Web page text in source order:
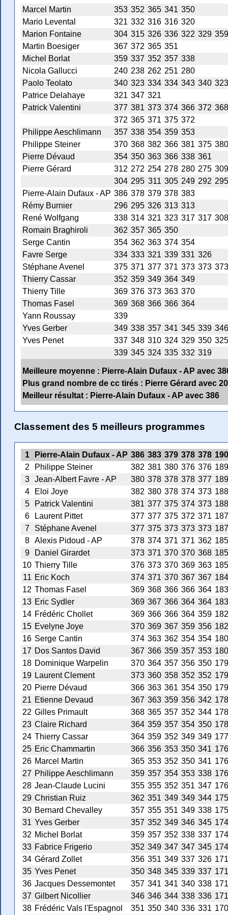
Marcel Martin
353 352 365 341 350
Mario Levental
321 332 316 316 320
Marion Fontaine
304 315 326 336 322 329 359
Martin Boesiger
367 372 365 351
Michel Borlat
359 337 352 357 338
Nicola Gallucci
240 238 262 251 280
Paolo Teolato
340 323 334 334 343 340 323
Patrice Delahaye
321 347 321
Patrick Valentini
377 381 373 374 366 372 368
372 365 371 375 372
Philippe Aeschlimann
357 338 354 359 353
Philippe Steiner
370 368 382 366 381 375 380
Pierre Dévaud
354 350 363 366 338 361
Pierre Gérard
312 272 254 278 280 275 309
304 295 311 305 249 292 295
Pierre-Alain Dufaux - AP 386 378 379 378 383
Rémy Burnier
296 295 326 313 313
René Wolfgang
338 314 321 323 317 317 308
Romain Braghiroli
362 357 365 350
Serge Cantin
354 362 363 374 354
Favre Serge
334 333 321 339 331 326
Stéphane Avenel
375 371 377 371 373 373 373
Thierry Cassar
352 359 349 364 349
Thierry Tille
369 376 373 363 370
Thomas Fasel
369 368 366 366 364
Yann Roussay
339
Yves Gerber
349 338 357 341 345 339 346
Yves Penet
337 348 310 324 329 350 325
339 345 324 335 332 319
Meilleure moyenne : Pierre-Alain Dufaux - AP avec
Plus grand nombre de cc tirés : Pierre Gérard avec 20
Meilleur résultat : Pierre-Alain Dufaux - AP avec 386
Classement des 5 meilleurs programmes
1 Pierre-Alain Dufaux - AP 386 383 379 378 378
2
Philippe Steiner 382 381 380 376 376
3
Jean-Albert Favre - AP 380 378 378 378 377
4
Eloi Joye 382 380 378 374 373
5
Patrick Valentini 381 377 375 374 373
6
Laurent Pittet 377 377 375 372 371
7
Stéphane Avenel 377 375 373 373 373
8
Alexis Pidoud - AP 378 374 371 371 362
9
Daniel Girardet 373 371 370 370 368
10 Thierry Tille 376 373 370 369 363
11 Eric Koch 374 371 370 367 367
12 Thomas Fasel 369 368 366 366 364
13 Eric Sydler 369 367 366 364 364
14 Frédéric Chollet 369 366 366 364 359
15 Evelyne Joye 370 369 367 359 356
16 Serge Cantin 374 363 362 354 354
17 Dos Santos David 367 366 359 357 353
18 Dominique Warpelin 370 364 357 356 350
19 Laurent Clement 373 360 358 352 352
20 Pierre Dévaud 366 363 361 354 350
21 Etienne Devaud 367 363 359 356 342
22 Gilles Primault 368 365 357 352 344
23 Claire Richard 364 359 357 354 350
24 Thierry Cassar 364 359 352 349 349
25 Eric Chammartin 366 356 353 350 341
26 Marcel Martin 365 353 352 350 341
27 Philippe Aeschlimann 359 357 354 353 338
28 Jean-Claude Lucini 355 355 352 351 347
29 Christian Ruiz 362 351 349 349 344
30 Bernard Chevalley 357 355 351 349 338
31 Yves Gerber 357 352 349 346 345
32 Michel Borlat 359 357 352 338 337
33 Fabrice Frigerio 352 349 347 347 345
34 Gérard Zollet 356 351 349 337 326
35 Yves Penet 350 348 345 339 337
36 Jacques Dessemontet 357 341 341 340 338
37 Gilbert Nicollier 346 346 344 338 336
38 Frédéric Vals l'Espagnol 351 350 340 336 331